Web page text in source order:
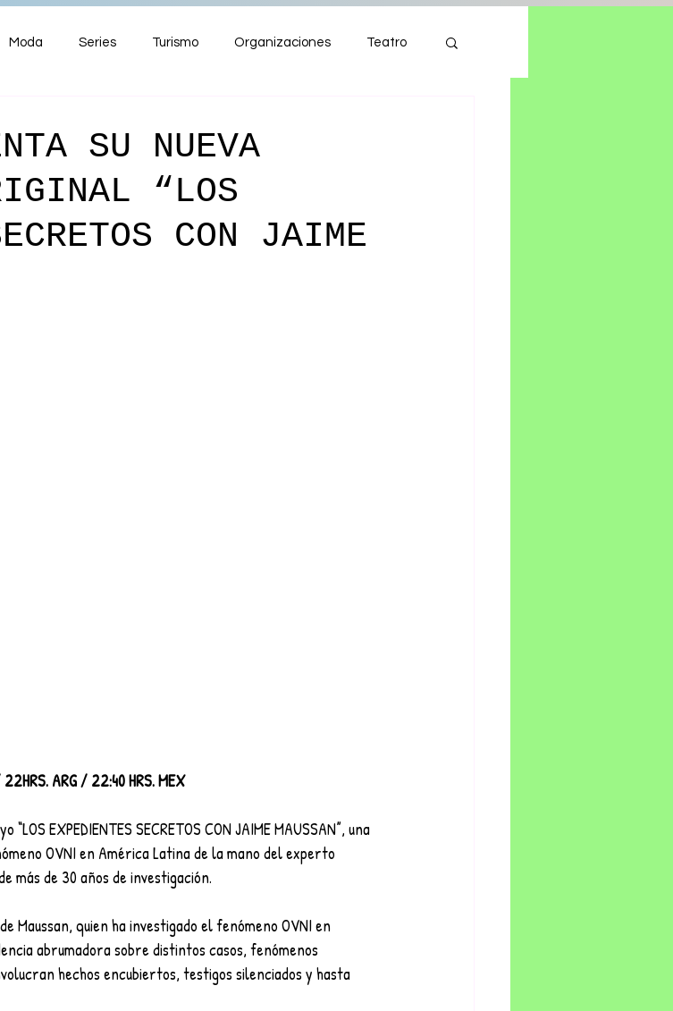
Moda Series Turismo Organizaciones Teatro
SU NUEVA
“LOS
CON JAIME
22HRS. ARG / 22:40 HRS. MEX
EXPEDIENTES SECRETOS CON JAIME MAUSSAN”, una
OVNI en América Latina de la mano del experto
más de 30 años de investigación.
Maussan, quien ha investigado el fenómeno OVNI en
abrumadora sobre distintos casos, fenómenos
hechos encubiertos, testigos silenciados y hasta